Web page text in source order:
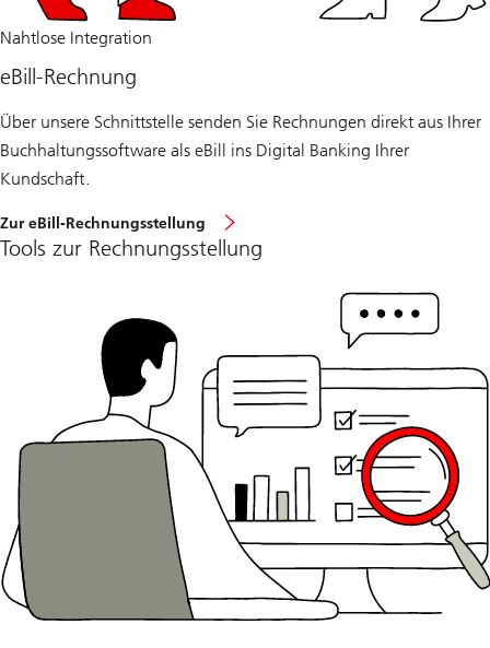
Nahtlose Integration
eBill-Rechnung
Über unsere Schnittstelle senden Sie Rechnungen direkt aus Ihrer
Buchhaltungssoftware als eBill ins Digital Banking Ihrer
Kundschaft.
Zur eBill-Rechnungsstellung
Tools zur Rechnungsstellung